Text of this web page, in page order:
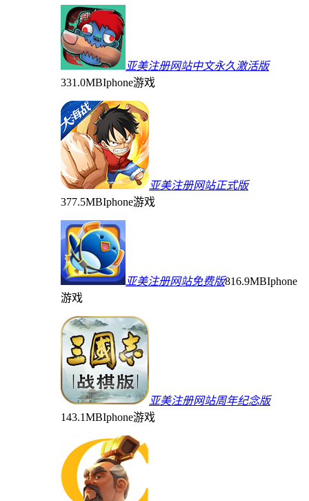
亚美注册网站中文永久激活版
331.0MBIphone游戏
亚美注册网站正式版
377.5MBIphone游戏
亚美注册网站免费版816.9MBIphone
游戏
亚美注册网站周年纪念版
143.1MBIphone游戏